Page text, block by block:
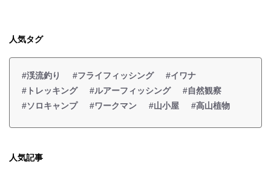
人気タグ
#渓流釣り #フライフィッシング
#イワナ
#トレッキング
#ルアーフィッシング
#自然観察
#ソロキャンプ
#ワークマン #山小屋 #高山植物
人気記事